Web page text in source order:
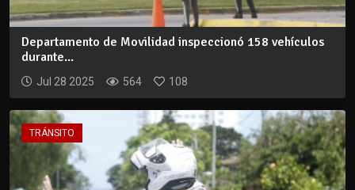
Departamento de Movilidad inspeccionó 158 vehículos
durante...
Jul 28 2025 564 108
TRÁNSITO